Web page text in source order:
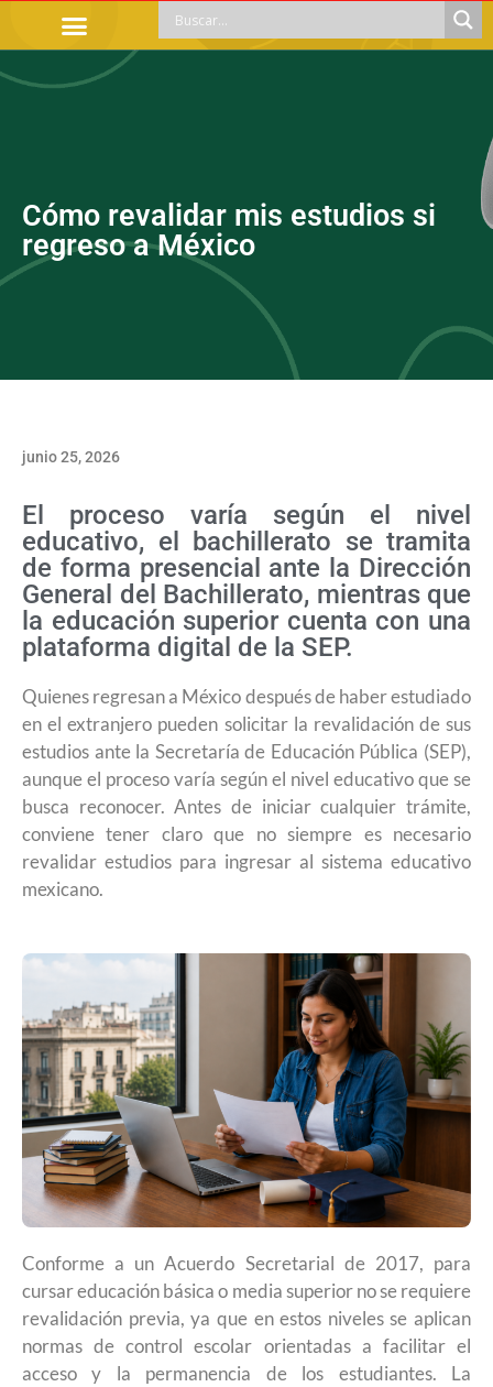
Cómo revalidar mis estudios si
regreso a México
junio 25, 2026
El proceso varía según el nivel
educativo, el bachillerato se tramita
de forma presencial ante la Dirección
General del Bachillerato, mientras que
la educación superior cuenta con una
plataforma digital de la SEP.
Quienes regresan a México después de haber estudiado
en el extranjero pueden solicitar la revalidación de sus
estudios ante la Secretaría de Educación Pública (SEP),
aunque el proceso varía según el nivel educativo que se
busca reconocer. Antes de iniciar cualquier trámite,
conviene tener claro que no siempre es necesario
revalidar estudios para ingresar al sistema educativo
mexicano.
Conforme a un Acuerdo Secretarial de 2017, para
cursar educación básica o media superior no se requiere
revalidación previa, ya que en estos niveles se aplican
normas de control escolar orientadas a facilitar el
acceso y la permanencia de los estudiantes. La